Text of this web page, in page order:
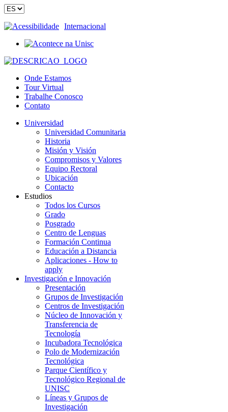
Acessibilidade Internacional
Onde Estamos
Tour Virtual
Trabalhe Conosco
Contato
Universidad
Universidad Comunitaria
Historia
Misión y Visión
Compromisos y Valores
Equipo Rectoral
Ubicación
Contacto
Estudios
Todos los Cursos
Grado
Posgrado
Centro de Lenguas
Formación Continua
Educación a Distancia
Aplicaciones - How to
apply
Investigación e Innovación
Presentación
Grupos de Investigación
Centros de Investigación
Núcleo de Innovación y
Transferencia de
Tecnología
Incubadora Tecnológica
Polo de Modernización
Tecnológica
Parque Científico y
Tecnológico Regional de
UNISC
Líneas y Grupos de
Investigación